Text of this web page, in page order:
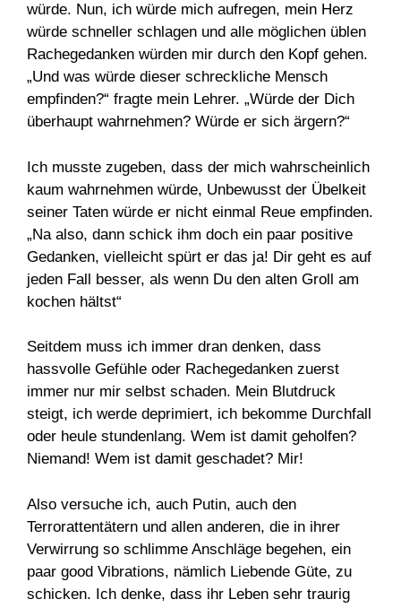
würde. Nun, ich würde mich aufregen, mein Herz
würde schneller schlagen und alle möglichen üblen
Rachegedanken würden mir durch den Kopf gehen.
„Und was würde dieser schreckliche Mensch
empfinden?“ fragte mein Lehrer. „Würde der Dich
überhaupt wahrnehmen? Würde er sich ärgern?“
Ich musste zugeben, dass der mich wahrscheinlich
kaum wahrnehmen würde, Unbewusst der Übelkeit
seiner Taten würde er nicht einmal Reue empfinden.
„Na also, dann schick ihm doch ein paar positive
Gedanken, vielleicht spürt er das ja! Dir geht es auf
jeden Fall besser, als wenn Du den alten Groll am
kochen hältst“
Seitdem muss ich immer dran denken, dass
hassvolle Gefühle oder Rachegedanken zuerst
immer nur mir selbst schaden. Mein Blutdruck
steigt, ich werde deprimiert, ich bekomme Durchfall
oder heule stundenlang. Wem ist damit geholfen?
Niemand! Wem ist damit geschadet? Mir!
Also versuche ich, auch Putin, auch den
Terrorattentätern und allen anderen, die in ihrer
Verwirrung so schlimme Anschläge begehen, ein
paar good Vibrations, nämlich Liebende Güte, zu
schicken. Ich denke, dass ihr Leben sehr traurig